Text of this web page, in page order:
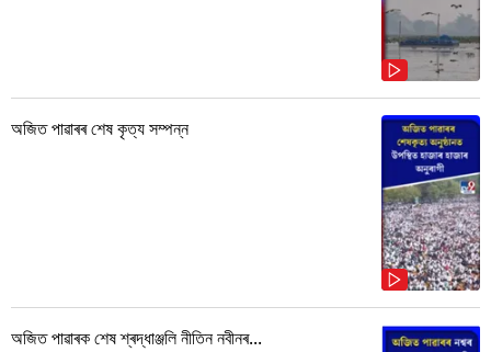
অজিত পাৱাৰৰ শেষ কৃত্য সম্পন্ন
অজিত পাৱাৰক শেষ শ্ৰদ্ধাঞ্জলি নীতিন নবীনৰ...